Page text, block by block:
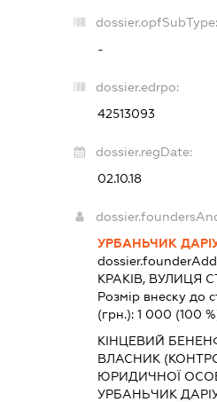
dossier.opfSubType:
-
dossier.edrpo:
42513093
dossier.regDate:
02.10.18
УРБАНЬЧИК
КРАКІВ, ВУЛИЦЯ
Розмір внеску до
(грн.): 1 000 (100
КІНЦЕВИЙ
ВЛАСНИК
ЮРИДИЧНОЇ
УРБАНЬЧИК